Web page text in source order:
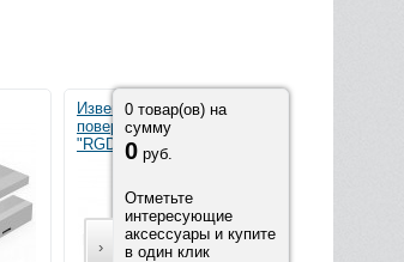
›
Извещатель охранный
поверхностный звуковой
"RGD"
0 товар(ов) на
сумму
0 руб.
Отметьте
интересующие
аксессуары и купите
в один клик